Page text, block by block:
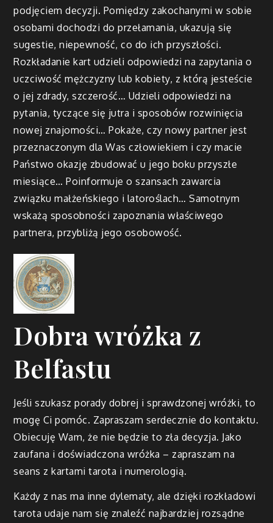
podjęciem decyzji. Pomiędzy zakochanymi w sobie
osobami dochodzi do przełamania, ukazują się
sugestie, niepewność, co do ich przyszłości.
Rozkładanie kart udzieli odpowiedzi na zapytania o
uczciwość mężczyzny lub kobiety, z którą jesteście
o jej zdrady, szczerość… Udzieli odpowiedzi na
pytania, tyczące się jutra i sposobów rozwinięcia
nowej znajomości… Pokaże, czy nowy partner jest
przeznaczonym dla Was człowiekiem i czy macie
Państwo okazję zbudować u jego boku przyszłe
miesiące… Poinformuje o szansach zawarcia
związku małżeńskiego i latoroślach… Samotnym
wskażą sposobności zapoznania właściwego
partnera, przybliżą jego osobowość.
Dobra wróżka z
Belfastu
Jeśli szukasz porady dobrej i sprawdzonej wróżki, to
mogę Ci pomóc. Zapraszam serdecznie do kontaktu.
Obiecuję Wam, że nie będzie to zła decyzja. Jako
zaufana i doświadczona wróżka – zapraszam na
seans z kartami tarota i numerologią.
Każdy z nas ma inne dylematy, ale dzięki rozkładowi
tarota udaje nam się znaleźć najbardziej rozsądne